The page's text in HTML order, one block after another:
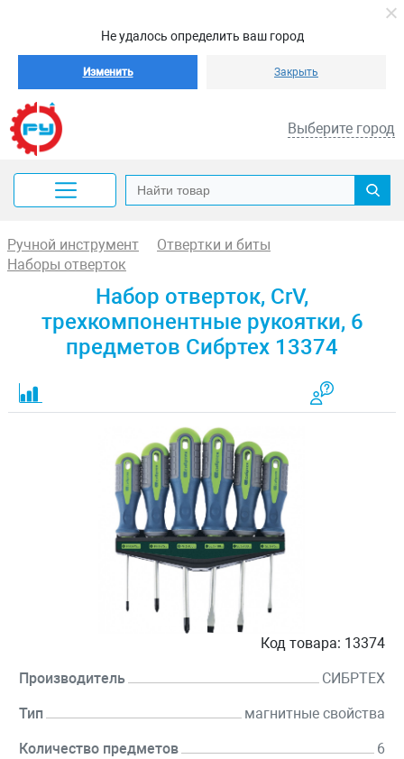
Не удалось определить ваш город
Изменить Закрыть
Выберите город
Ручной инструмент
Отвертки и биты
Наборы отверток
Набор отверток, CrV,
трехкомпонентные рукоятки, 6
предметов Сибртех 13374
Код товара: 13374
Производитель СИБРТЕХ
Тип магнитные свойства
Количество предметов 6